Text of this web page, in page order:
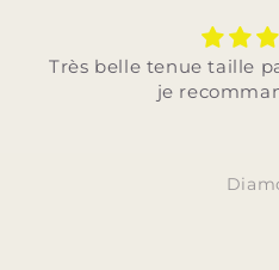
livraison rapide